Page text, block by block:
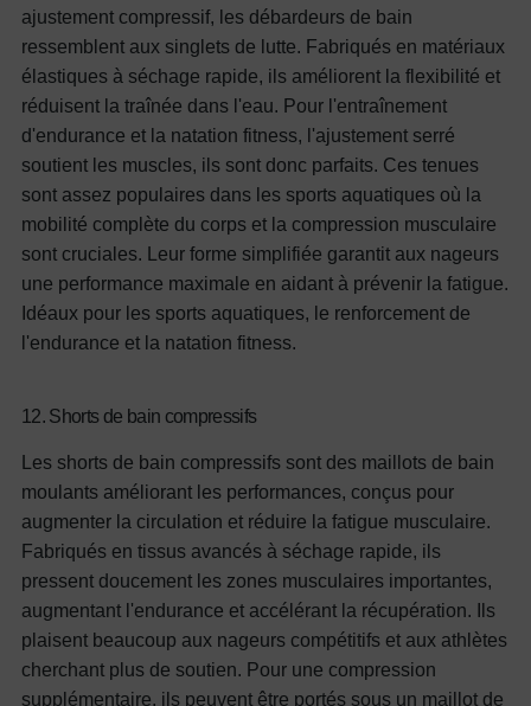
ajustement compressif, les débardeurs de bain
ressemblent aux singlets de lutte. Fabriqués en matériaux
élastiques à séchage rapide, ils améliorent la flexibilité et
réduisent la traînée dans l'eau. Pour l'entraînement
d'endurance et la natation fitness, l'ajustement serré
soutient les muscles, ils sont donc parfaits. Ces tenues
sont assez populaires dans les sports aquatiques où la
mobilité complète du corps et la compression musculaire
sont cruciales. Leur forme simplifiée garantit aux nageurs
une performance maximale en aidant à prévenir la fatigue.
Idéaux pour les sports aquatiques, le renforcement de
l'endurance et la natation fitness.
12. Shorts de bain compressifs
Les shorts de bain compressifs sont des maillots de bain
moulants améliorant les performances, conçus pour
augmenter la circulation et réduire la fatigue musculaire.
Fabriqués en tissus avancés à séchage rapide, ils
pressent doucement les zones musculaires importantes,
augmentant l'endurance et accélérant la récupération. Ils
plaisent beaucoup aux nageurs compétitifs et aux athlètes
cherchant plus de soutien. Pour une compression
supplémentaire, ils peuvent être portés sous un maillot de